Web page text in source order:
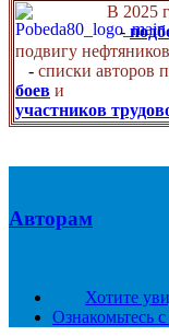
В 2025
-
подвигу
- списки авторов
боев и
участников
Авторам
Хотите
Ознакомьтесь